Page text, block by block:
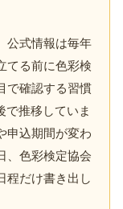
公式情報は毎年
てる前に色彩検
で確認する習慣
で推移していま
申込期間が変わ
、色彩検定協会
程だけ書き出し